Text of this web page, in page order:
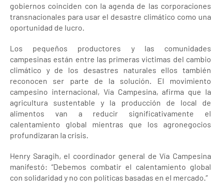
gobiernos coinciden con la agenda de las corporaciones
transnacionales para usar el desastre climático como una
oportunidad de lucro.
Los pequeños productores y las comunidades
campesinas están entre las primeras victimas del cambio
climático y de los desastres naturales ellos también
reconocen ser parte de la solución. El movimiento
campesino internacional, Vía Campesina, afirma que la
agricultura sustentable y la producción de local de
alimentos van a reducir significativamente el
calentamiento global mientras que los agronegocios
profundizaran la crisis.
Henry Saragih, el coordinador general de Vía Campesina
manifestó: “Debemos combatir el calentamiento global
con solidaridad y no con políticas basadas en el mercado.”